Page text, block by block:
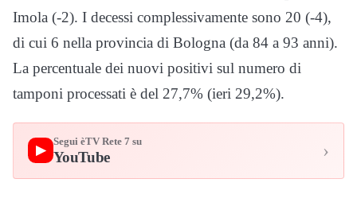
Imola (-2). I decessi complessivamente sono 20 (-4),
di cui 6 nella provincia di Bologna (da 84 a 93 anni).
La percentuale dei nuovi positivi sul numero di
tamponi processati è del 27,7% (ieri 29,2%).
▶
Segui èTV Rete 7 su
YouTube ›